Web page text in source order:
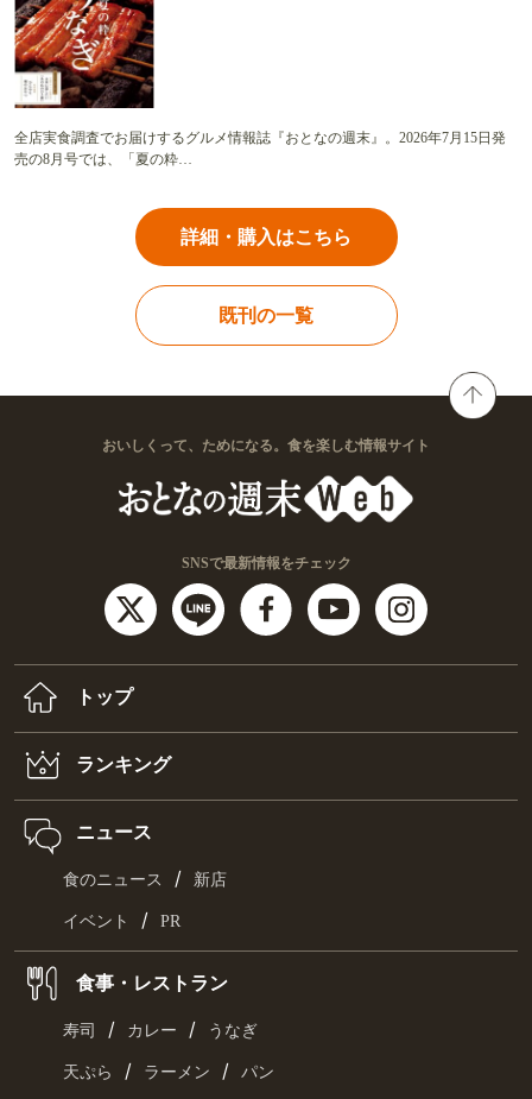
全店実食調査でお届けするグルメ情報誌『おとなの週末』。2026年7月15日発
売の8月号では、「夏の粋…
詳細・購入はこちら
既刊の一覧
おいしくって、ためになる。食を楽しむ情報サイト
SNSで最新情報をチェック
トップ
ランキング
ニュース
食のニュース / 新店
イベント / PR
食事・レストラン
寿司 / カレー / うなぎ
天ぷら / ラーメン / パン